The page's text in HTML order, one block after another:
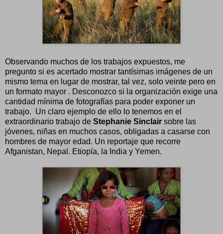
Observando muchos de los trabajos expuestos, me
pregunto si es acertado mostrar tantísimas imágenes de un
mismo tema en lugar de mostrar, tal vez, solo veinte pero en
un formato mayor . Desconozco si la organización exige una
cantidad mínima de fotografías para poder exponer un
trabajo. Un claro ejemplo de ello lo tenemos en el
extraordinario trabajo de Stephanie Sinclair sobre las
jóvenes, niñas en muchos casos, obligadas a casarse con
hombres de mayor edad. Un reportaje que recorre
Afganistan, Nepal. Etiopía, la India y Yemen.